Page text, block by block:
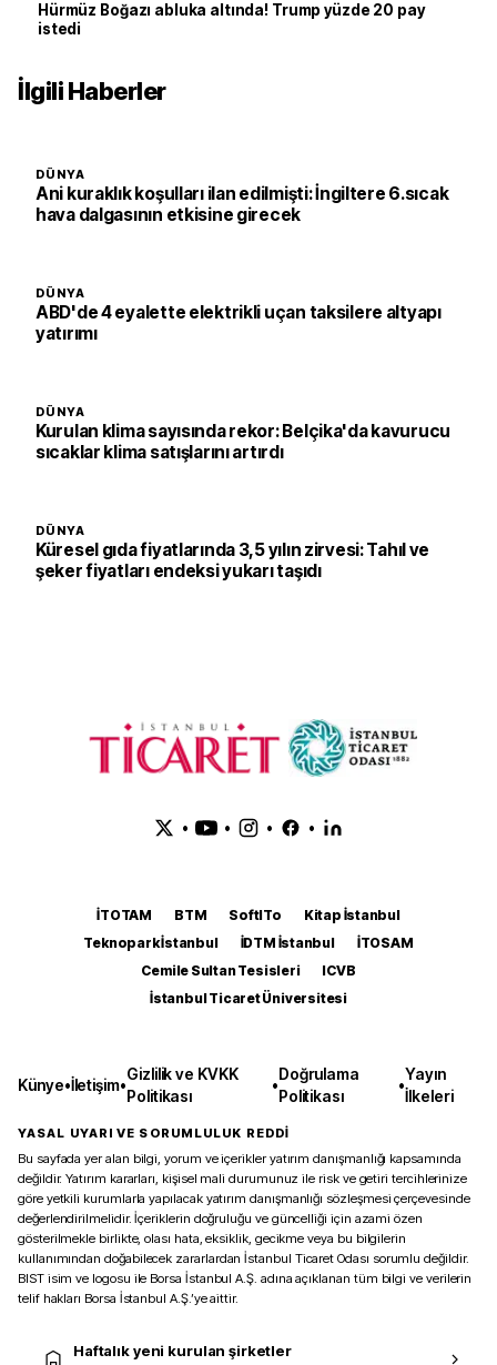
Hürmüz Boğazı abluka altında! Trump yüzde 20 pay
istedi
İlgili Haberler
DÜNYA
Ani kuraklık koşulları ilan edilmişti: İngiltere 6.sıcak
hava dalgasının etkisine girecek
DÜNYA
ABD'de 4 eyalette elektrikli uçan taksilere altyapı
yatırımı
DÜNYA
Kurulan klima sayısında rekor: Belçika'da kavurucu
sıcaklar klima satışlarını artırdı
DÜNYA
Küresel gıda fiyatlarında 3,5 yılın zirvesi: Tahıl ve
şeker fiyatları endeksi yukarı taşıdı
• • • •
İTOTAM BTM SoftITo
Kitap İstanbul
Teknopark İstanbul
İDTM İstanbul
İTOSAM
Cemile Sultan Tesisleri
ICVB
İstanbul Ticaret Üniversitesi
Künye•İletişim•
Gizlilik ve KVKK
Politikası
•
Doğrulama
Politikası
•
Yayın
İlkeleri
YASAL UYARI VE SORUMLULUK REDDİ
Bu sayfada yer alan bilgi, yorum ve içerikler yatırım danışmanlığı kapsamında
değildir. Yatırım kararları, kişisel mali durumunuz ile risk ve getiri tercihlerinize
göre yetkili kurumlarla yapılacak yatırım danışmanlığı sözleşmesi çerçevesinde
değerlendirilmelidir. İçeriklerin doğruluğu ve güncelliği için azami özen
gösterilmekle birlikte, olası hata, eksiklik, gecikme veya bu bilgilerin
kullanımından doğabilecek zararlardan İstanbul Ticaret Odası sorumlu değildir.
BIST isim ve logosu ile Borsa İstanbul A.Ş. adına açıklanan tüm bilgi ve verilerin
telif hakları Borsa İstanbul A.Ş.’ye aittir.
Haftalık yeni kurulan şirketler